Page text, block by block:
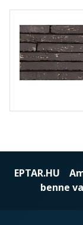
EPTAR.HU
benne